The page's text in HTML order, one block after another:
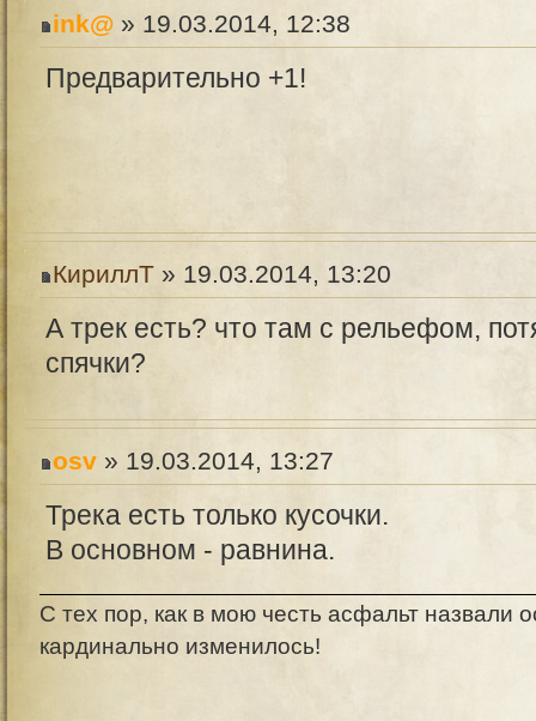
ink@ » 19.03.2014, 12:38
Предварительно +1!
КириллТ » 19.03.2014, 13:20
А трек есть? что там с рельефом,
спячки?
osv » 19.03.2014, 13:27
Трека есть только кусочки.
В основном - равнина.
С тех пор, как в мою честь асфальт назвали
кардинально изменилось!